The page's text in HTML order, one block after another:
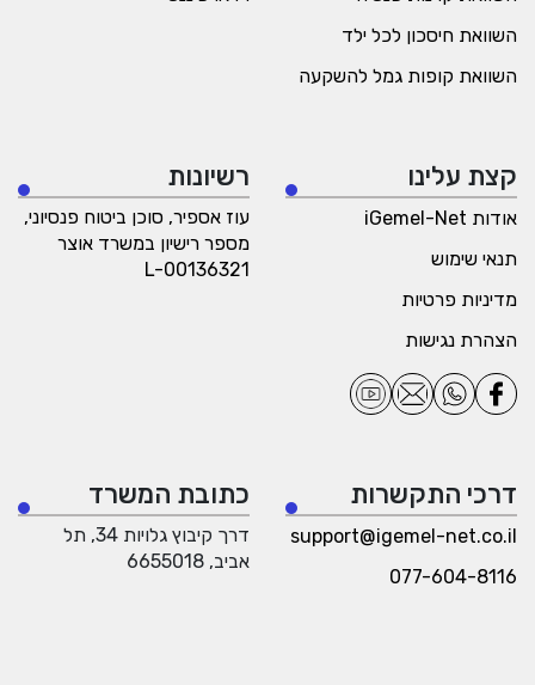
השוואת חיסכון לכל ילד
השוואת קופות גמל להשקעה
קצת עלינו
אודות iGemel-Net
תנאי שימוש
מדיניות פרטיות
הצהרת נגישות
רשיונות
עוז אספיר, סוכן ביטוח פנסיוני,
מספר רישיון במשרד אוצר
L-00136321
דרכי התקשרות
support@igemel-net.co.il
077-604-8116
כתובת המשרד
דרך קיבוץ גלויות 34, תל
אביב, 6655018